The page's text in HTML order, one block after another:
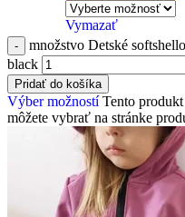
Vymazať
množstvo Detské
black
Pridať do košíka
Výber možností Tento
môžete vybrať na stránke